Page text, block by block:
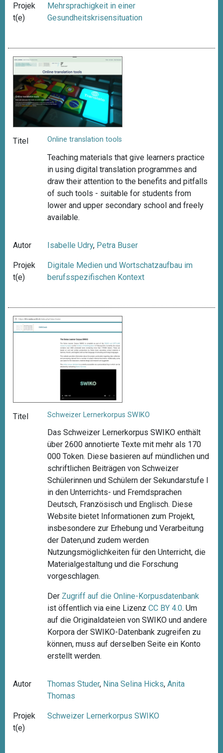
Projek
t(e)
Mehrsprachigkeit in einer
Gesundheitskrisensituation
Titel Online translation tools
Teaching materials that give learners practice
in using digital translation programmes and
draw their attention to the benefits and pitfalls
of such tools - suitable for students from
lower and upper secondary school and freely
available.
Autor Isabelle Udry, Petra Buser
Projek
t(e)
Digitale Medien und Wortschatzaufbau im
berufsspezifischen Kontext
Titel Schweizer Lernerkorpus SWIKO
Das Schweizer Lernerkorpus SWIKO enthält
über 2600 annotierte Texte mit mehr als 170
000 Token. Diese basieren auf mündlichen und
schriftlichen Beiträgen von Schweizer
Schülerinnen und Schülern der Sekundarstufe I
in den Unterrichts- und Fremdsprachen
Deutsch, Französisch und Englisch. Diese
Website bietet Informationen zum Projekt,
insbesondere zur Erhebung und Verarbeitung
der Daten,und zudem werden
Nutzungsmöglichkeiten für den Unterricht, die
Materialgestaltung und die Forschung
vorgeschlagen.
Der Zugriff auf die Online-Korpusdatenbank
ist öffentlich via eine LizenzCC BY 4.0. Um
auf die Originaldateien von SWIKO und andere
Korpora der SWIKO-Datenbank zugreifen zu
können, muss auf derselben Seite ein Konto
erstellt werden.
Autor Thomas Studer, Nina Selina Hicks,Anita
Thomas
Projek
t(e)
Schweizer Lernerkorpus SWIKO